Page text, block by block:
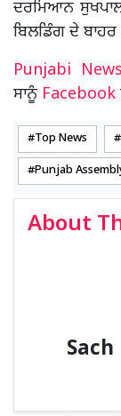
ਦਰਮਿਆਨ
ਬਿਲਡਿੰਗ ਦੇ ਬਾਹਰ
Punjabi News
ਸਾਨੂੰ Facebook
Top News
Punjab
About